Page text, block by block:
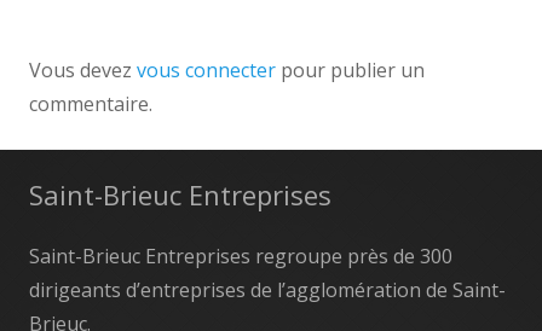
Vous devez vous connecter pour publier un
commentaire.
Saint-Brieuc Entreprises
Saint-Brieuc Entreprises regroupe près de 300
dirigeants d’entreprises de l’agglomération de Saint-
Brieuc.